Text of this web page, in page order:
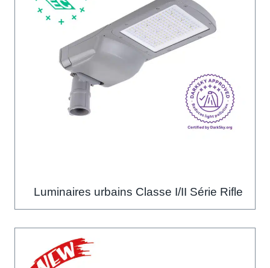
Luminaires urbains Classe I/II Série Rifle